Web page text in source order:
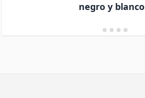
negro y blanco